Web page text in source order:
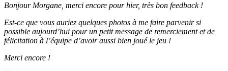
Bonjour Morgane, merci encore pour hier, très bon feedback !
Est-ce que vous auriez quelques photos à me faire parvenir si
possible aujourd’hui pour un petit message de remerciement et de
félicitation à l’équipe d’avoir aussi bien joué le jeu !
Merci encore !